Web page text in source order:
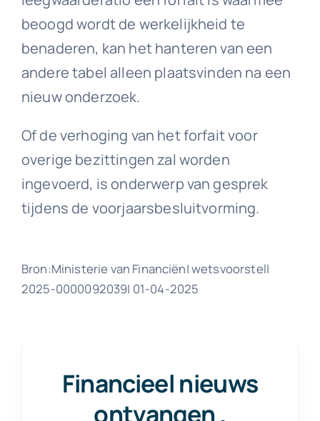
beoogd wordt de werkelijkheid te
benaderen, kan het hanteren van een
andere tabel alleen plaatsvinden na een
nieuw onderzoek.
Of de verhoging van het forfait voor
overige bezittingen zal worden
ingevoerd, is onderwerp van gesprek
tijdens de voorjaarsbesluitvorming.
Bron:Ministerie van Financiën| wetsvoorstel|
2025-0000092039| 01-04-2025
Financieel nieuws
ontvangen .